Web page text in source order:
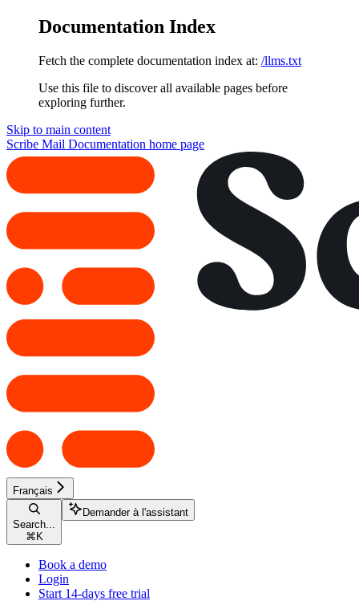
Documentation Index
Fetch the complete documentation index at: /llms.txt
Use this file to discover all available pages before
exploring further.
Skip to main content
Scribe Mail Documentation home page
Français
Search...
⌘ K
Demander à l'assistant
Book a demo
Login
Start 14-days free trial